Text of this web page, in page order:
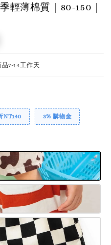
輕薄棉質｜80-150｜
7-14工作天
NT140 3% 購物金